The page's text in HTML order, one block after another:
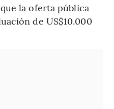
la oferta pública
de US$10.000